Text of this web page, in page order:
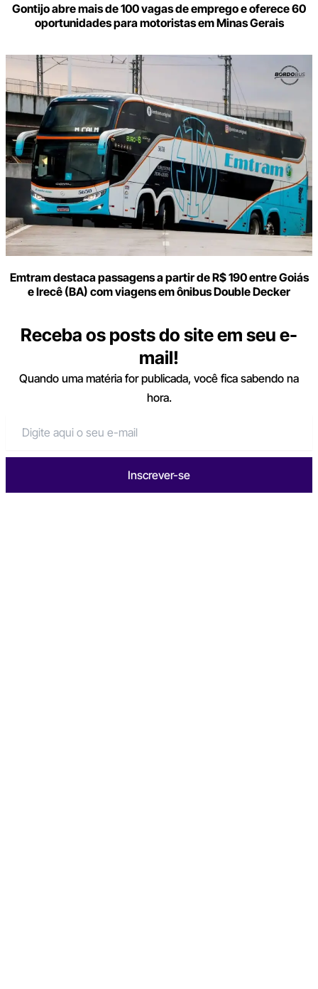
Gontijo abre mais de 100 vagas de emprego e oferece 60
oportunidades para motoristas em Minas Gerais
Emtram destaca passagens a partir de R$ 190 entre Goiás
e Irecê (BA) com viagens em ônibus Double Decker
Receba os posts do site em seu e-
mail!
Quando uma matéria for publicada, você fica sabendo na
hora.
Inscrever-se